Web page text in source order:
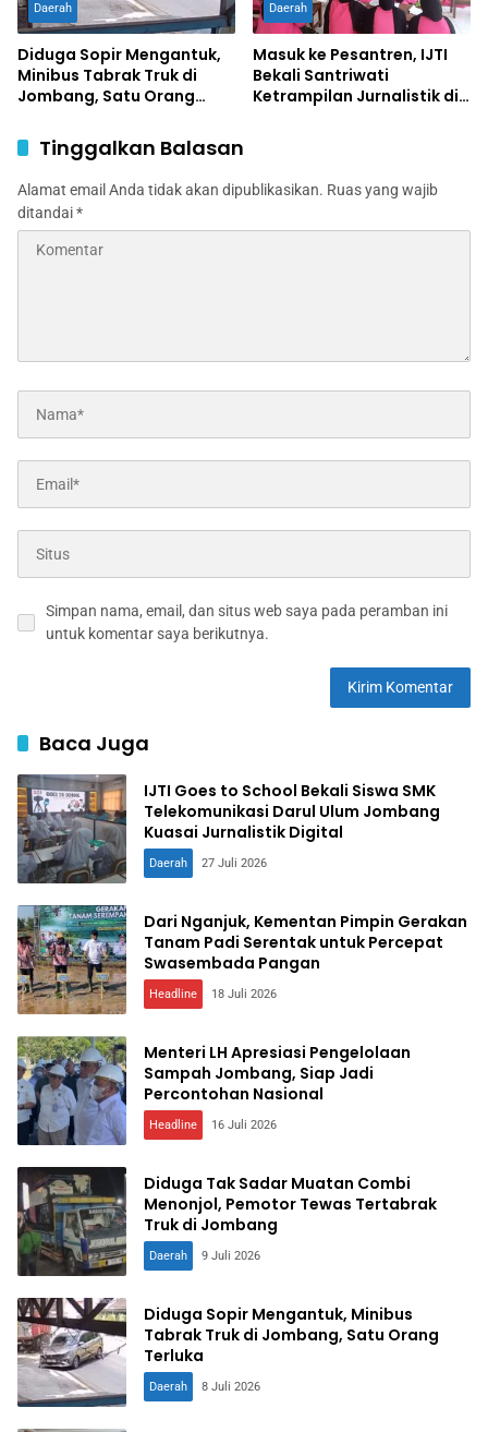
Daerah
Diduga Sopir Mengantuk,
Minibus Tabrak Truk di
Jombang, Satu Orang
Daerah
Masuk ke Pesantren, IJTI
Bekali Santriwati
Ketrampilan Jurnalistik di
Tinggalkan Balasan
Alamat email Anda tidak akan dipublikasikan. Ruas yang wajib
ditandai*
Simpan nama, email, dan situs web saya pada peramban ini
untuk komentar saya berikutnya.
Baca Juga
IJTI Goes to School Bekali Siswa SMK
Telekomunikasi Darul Ulum Jombang
Kuasai Jurnalistik Digital
Daerah 27 Juli 2026
Dari Nganjuk, Kementan Pimpin Gerakan
Tanam Padi Serentak untuk Percepat
Swasembada Pangan
Headline 18 Juli 2026
Menteri LH Apresiasi Pengelolaan
Sampah Jombang, Siap Jadi
Percontohan Nasional
Headline 16 Juli 2026
Diduga Tak Sadar Muatan Combi
Menonjol, Pemotor Tewas Tertabrak
Truk di Jombang
Daerah 9 Juli 2026
Diduga Sopir Mengantuk, Minibus
Tabrak Truk di Jombang, Satu Orang
Terluka
Daerah 8 Juli 2026